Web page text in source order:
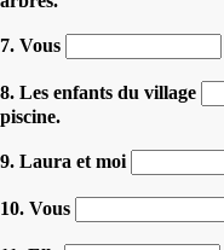
7. Vous
8. Les enfants du village
piscine.
9. Laura et moi
10. Vous